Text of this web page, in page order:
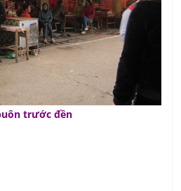
trước đền